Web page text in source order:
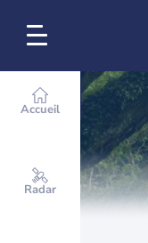
Accueil
Radar